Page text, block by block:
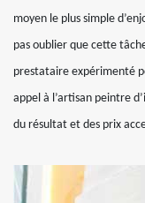
moyen le plus simple
pas oublier que cette
prestataire expérimenté
appel à l’artisan peintre
du résultat et des prix